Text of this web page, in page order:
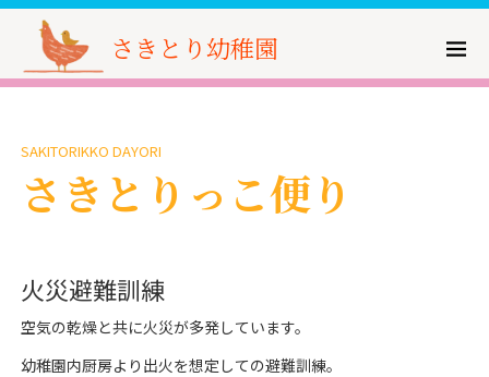
さきとり幼稚園
SAKITORIKKO DAYORI
さきとりっこ便り
火災避難訓練
空気の乾燥と共に火災が多発しています。
幼稚園内厨房より出火を想定しての避難訓練。